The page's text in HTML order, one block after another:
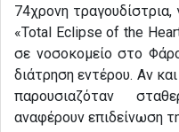
74χρονη
«Total Eclipse of the
σε νοσοκομείο στο
διάτρηση εντέρου. Αν
παρουσιαζόταν
αναφέρουν επιδείνωση